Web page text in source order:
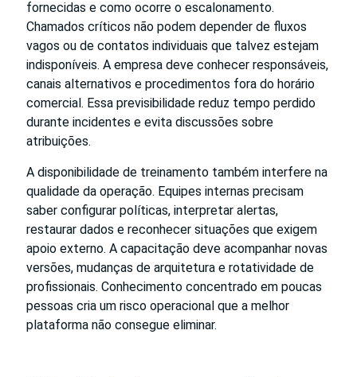
fornecidas e como ocorre o escalonamento.
Chamados críticos não podem depender de fluxos
vagos ou de contatos individuais que talvez estejam
indisponíveis. A empresa deve conhecer responsáveis,
canais alternativos e procedimentos fora do horário
comercial. Essa previsibilidade reduz tempo perdido
durante incidentes e evita discussões sobre
atribuições.
A disponibilidade de treinamento também interfere na
qualidade da operação. Equipes internas precisam
saber configurar políticas, interpretar alertas,
restaurar dados e reconhecer situações que exigem
apoio externo. A capacitação deve acompanhar novas
versões, mudanças de arquitetura e rotatividade de
profissionais. Conhecimento concentrado em poucas
pessoas cria um risco operacional que a melhor
plataforma não consegue eliminar.